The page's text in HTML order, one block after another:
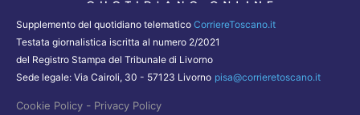
Supplemento del quotidiano telematico CorriereToscano.it
Testata giornalistica iscritta al numero 2/2021
del Registro Stampa del Tribunale di Livorno
Sede legale: Via Cairoli, 30 - 57123 Livorno pisa@corrieretoscano.it
Cookie Policy - Privacy Policy